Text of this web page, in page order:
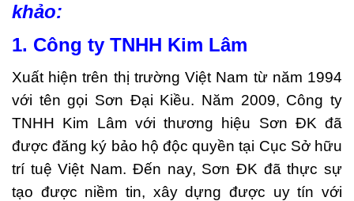
khảo:
1. Công ty TNHH Kim Lâm
Xuất hiện trên thị trường Việt Nam từ năm 1994
với tên gọi Sơn Đại Kiều. Năm 2009, Công ty
TNHH Kim Lâm với thương hiệu Sơn ĐK đã
được đăng ký bảo hộ độc quyền tại Cục Sở hữu
trí tuệ Việt Nam. Đến nay, Sơn ĐK đã thực sự
tạo được niềm tin, xây dựng được uy tín với